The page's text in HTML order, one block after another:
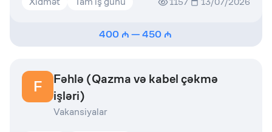
400 —450
F
Fəhlə (Qazma və kabel çəkmə
işləri)
Vakansiyalar